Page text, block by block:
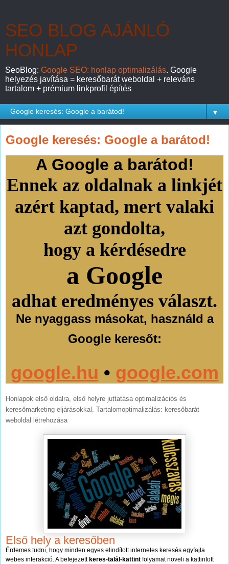
SEO BLOG AJÁNLÓ
HONLAP
SeoBlog: Google SEO: honlap optimalizálás. Google
helyezés javítása = keresőbarát weboldal + releváns
tartalom + prémium linkprofil építés
▼
Google keresés: Google a barátod!
A Google a barátod!
Ennek az oldalnak a linkjét
azért kaptad, mert valaki
azt gondolta,
hogy a kérdésedre
a Google
adhat eredményes választ.
Ne nyaggass másokat, használd a
Google keresőt:
google.hu • google.com
Honlapok első oldalra, első helyre juttatása optimalizációs és
keresőmarketing eljárásokkal. Tartalomoptimalizálás: keresőbarát
weboldal létrehozása
Első hely a keresőben
Érdemes tudni, hogy minden egyes elindított internetes keresés egyfajta
webes interakció. A befejezett keres-talál-kattint folyamat növeli a kattintott